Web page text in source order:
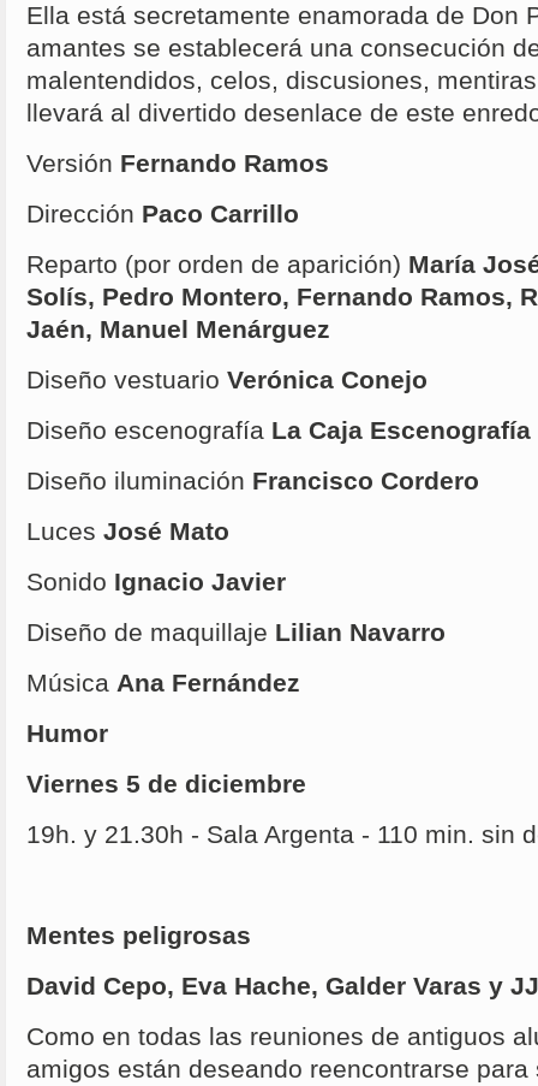
Ella está secretamente enamorada de Don
amantes se establecerá una consecución
malentendidos, celos, discusiones,
llevará al divertido desenlace de este
Versión Fernando Ramos
Dirección Paco Carrillo
Reparto (por orden de aparición) María
Solís, Pedro Montero, Fernando Ramos,
Jaén, Manuel Menárguez
Diseño vestuario Verónica Conejo
Diseño escenografía La Caja Escenografía
Diseño iluminación Francisco Cordero
Luces José Mato
Sonido Ignacio Javier
Diseño de maquillaje Lilian Navarro
Música Ana Fernández
Humor
Viernes 5 de diciembre
19h. y 21.30h - Sala Argenta - 110 min. sin
Mentes peligrosas
David Cepo, Eva Hache, Galder Varas y
Como en todas las reuniones de antiguos
amigos están deseando reencontrarse